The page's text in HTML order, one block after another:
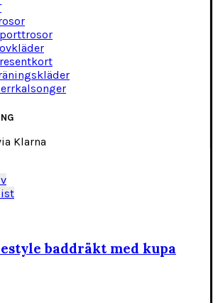
Klarna
Den
här
varianter.baddräkt med kupa